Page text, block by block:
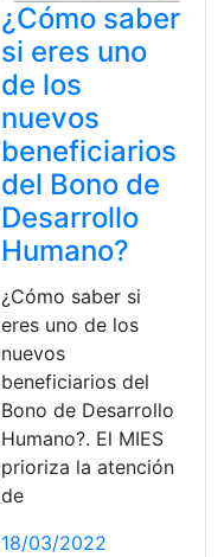
¿Cómo saber
si eres uno
de los
nuevos
beneficiarios
del Bono de
Desarrollo
Humano?
¿Cómo saber si
eres uno de los
nuevos
beneficiarios del
Bono de Desarrollo
Humano?. El MIES
prioriza la atención
de
18/03/2022